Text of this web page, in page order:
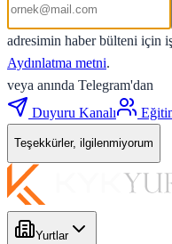
adresimin haber bülteni için
Aydınlatma metni.
veya anında Telegram'dan
Duyuru Kanalı
Teşekkürler, ilgilenmiyorum
Yurtlar